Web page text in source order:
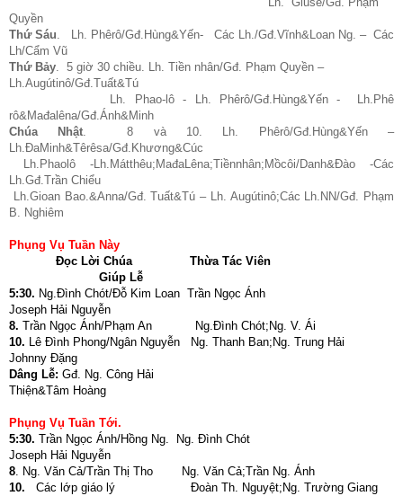
Quyền
Thứ Sáu. Lh. Phêrô/Gđ.Hùng&Yến- Các Lh./Gđ.Vĩnh&Loan Ng. – Các
Lh/Cẩm Vũ
Thứ Bảy. 5 giờ 30 chiều. Lh. Tiền nhân/Gđ. Phạm Quyền –
Lh.Augútinô/Gđ.Tuất&Tú
Lh. Phao-lô
- Lh. Phêrô/Gđ.Hùng&Yến - Lh.Phê
rô&Mađalêna/Gđ.Ánh&Minh
Chúa Nhật. 8 và 10. Lh. Phêrô/Gđ.Hùng&Yến –
Lh.ĐaMinh&Têrêsa/Gđ.Khương&Cúc
Lh.Phaolô -Lh.Mátthêu;MađaLêna;Tiềnnhân;Mồcôi/Danh&Đào -Các
Lh.Gđ.Trần Chiểu
Lh.Gioan Bao.&Anna/Gđ. Tuất&Tú – Lh. Augútinô;Các Lh.NN/Gđ. Phạm
B. Nghiêm
Phụng Vụ Tuần Này
Đọc Lời Chúa
Thừa Tác Viên
Giúp Lễ
5:30. Ng.Đình Chót/Đỗ Kim Loan Trần Ngọc Ánh
Joseph Hải Nguyễn
8. Trần Ngọc Ánh/Phạm An Ng.Đình Chót;Ng. V. Ái
10. Lê Đình Phong/Ngân Nguyễn Ng. Thanh Ban;Ng. Trung Hải
Johnny Đặng
Dâng Lễ: Gđ. Ng. Công Hải
Thiện&Tâm Hoàng
Phụng Vụ Tuần Tới.
5:30. Trần Ngọc Ánh/Hồng Ng. Ng. Đình Chót
Joseph Hải Nguyễn
8. Ng. Văn Cả/Trần Thị Tho Ng. Văn Cả;Trần Ng. Ánh
10. Các lớp giáo lý Đoàn Th. Nguyệt;Ng. Trường Giang